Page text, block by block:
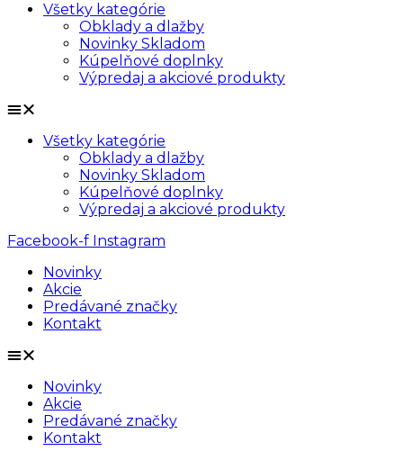
Všetky kategórie
Obklady a dlažby
Novinky Skladom
Kúpelňové doplnky
Výpredaj a akciové produkty
Všetky kategórie
Obklady a dlažby
Novinky Skladom
Kúpelňové doplnky
Výpredaj a akciové produkty
Facebook-f Instagram
Novinky
Akcie
Predávané značky
Kontakt
Novinky
Akcie
Predávané značky
Kontakt